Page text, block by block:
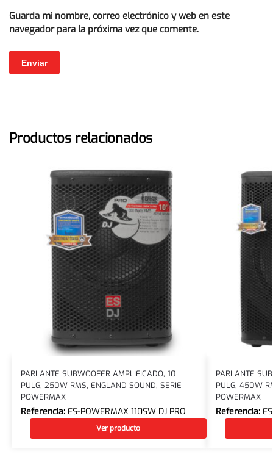
Guarda mi nombre, correo electrónico y web en este
navegador para la próxima vez que comente.
Productos relacionados
PARLANTE SUBWOOFER AMPLIFICADO, 10
PULG, 250W RMS, ENGLAND SOUND, SERIE
POWERMAX
Referencia: ES-POWERMAX 110SW DJ PRO
Ver producto
PARLANTE
PULG, 450W
POWERMAX
Referencia: